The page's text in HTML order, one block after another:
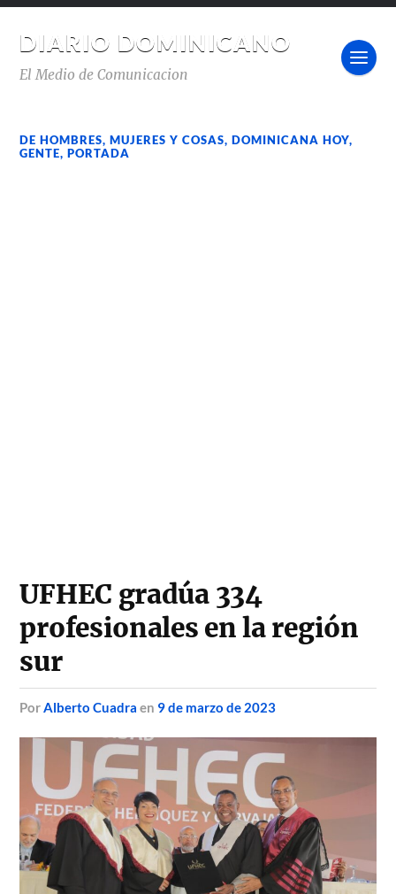
DIARIO DOMINICANO
El Medio de Comunicacion
DE HOMBRES, MUJERES Y COSAS,DOMINICANA HOY,
GENTE,PORTADA
UFHEC gradúa 334
profesionales en la región
sur
porAlberto Cuadra en 9 de marzo de 2023